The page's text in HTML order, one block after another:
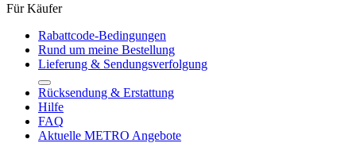
Für Käufer
Rabattcode-Bedingungen
Rund um meine Bestellung
Lieferung & Sendungsverfolgung
Rücksendung & Erstattung
Hilfe
FAQ
Aktuelle METRO Angebote